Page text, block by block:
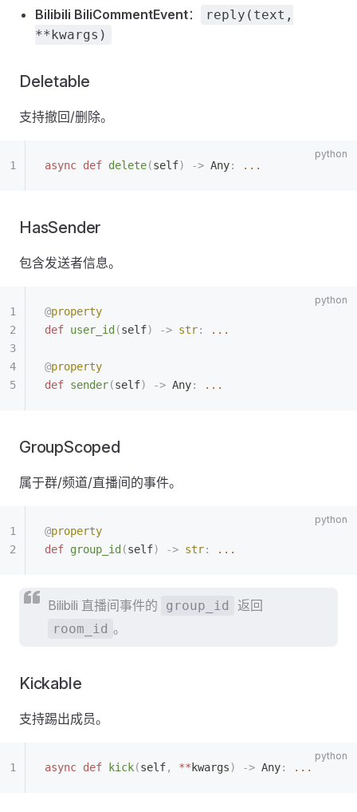
Bilibili BiliCommentEvent：
reply(text,
**kwargs)
Deletable
支持撤回/删除。
async def delete(self) -> Any: ...
HasSender
包含发送者信息。
@property
def user_id (self) -> str: ...
@property
def sender(self) -> Any: ...
GroupScoped
属于群/频道/直播间的事件。
@property
def group_id (self) -> str: ...
Bilibili 直播间事件的 group_id 返回
room_id 。
Kickable
支持踢出成员。
async def kick(self, ** kwargs) -> Any: ...